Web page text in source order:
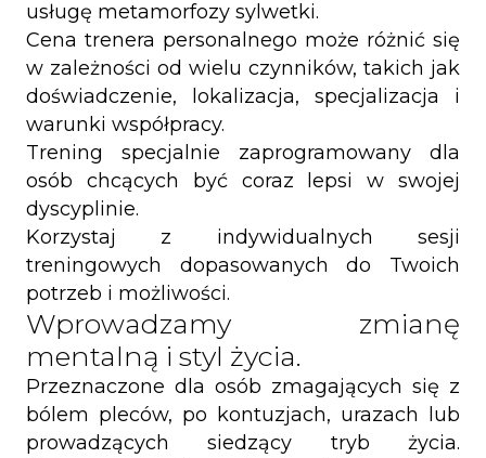
usługę metamorfozy sylwetki.
Cena trenera personalnego może różnić się
w zależności od wielu czynników, takich jak
doświadczenie, lokalizacja, specjalizacja i
warunki współpracy.
Trening specjalnie zaprogramowany dla
osób chcących być coraz lepsi w swojej
dyscyplinie.
Korzystaj z indywidualnych sesji
treningowych dopasowanych do Twoich
potrzeb i możliwości.
Wprowadzamy zmianę
mentalną i styl życia.
Przeznaczone dla osób zmagających się z
bólem pleców, po kontuzjach, urazach lub
prowadzących siedzący tryb życia.